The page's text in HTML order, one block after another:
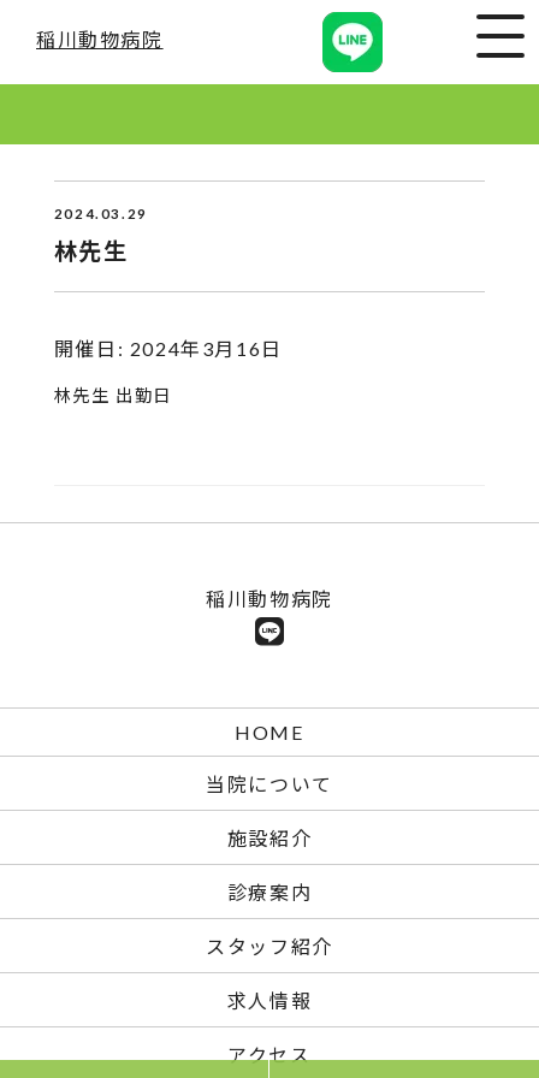
稲川動物病院
2024.03.29
林先生
開催日: 2024年3月16日
林先生 出勤日
稲川動物病院
HOME
当院について
施設紹介
診療案内
スタッフ紹介
求人情報
アクセス